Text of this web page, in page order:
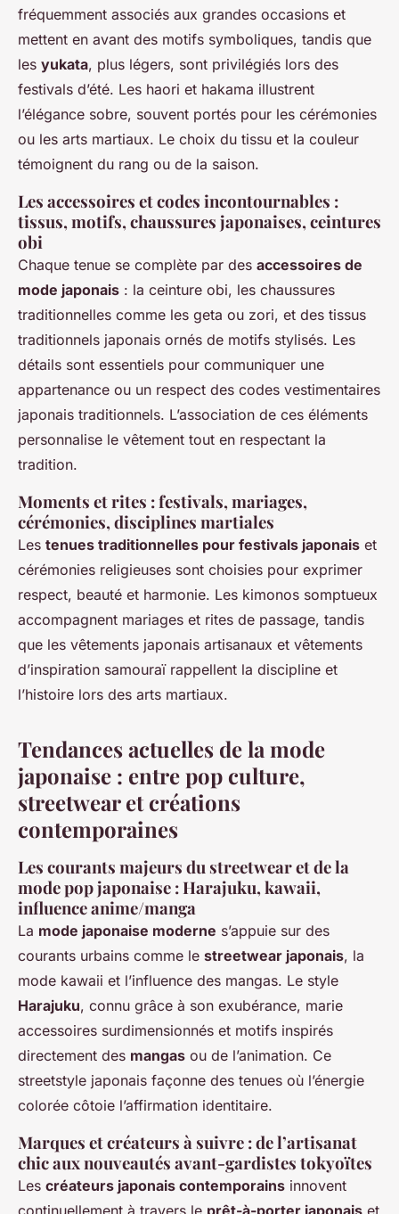
fréquemment associés aux grandes occasions et
mettent en avant des motifs symboliques, tandis que
les yukata, plus légers, sont privilégiés lors des
festivals d’été. Les haori et hakama illustrent
l’élégance sobre, souvent portés pour les cérémonies
ou les arts martiaux. Le choix du tissu et la couleur
témoignent du rang ou de la saison.
Les accessoires et codes incontournables :
tissus, motifs, chaussures japonaises, ceintures
obi
Chaque tenue se complète par des accessoires de
mode japonais : la ceinture obi, les chaussures
traditionnelles comme les geta ou zori, et des tissus
traditionnels japonais ornés de motifs stylisés. Les
détails sont essentiels pour communiquer une
appartenance ou un respect des codes vestimentaires
japonais traditionnels. L’association de ces éléments
personnalise le vêtement tout en respectant la
tradition.
Moments et rites : festivals, mariages,
cérémonies, disciplines martiales
Les tenues traditionnelles pour festivals japonais et
cérémonies religieuses sont choisies pour exprimer
respect, beauté et harmonie. Les kimonos somptueux
accompagnent mariages et rites de passage, tandis
que les vêtements japonais artisanaux et vêtements
d’inspiration samouraï rappellent la discipline et
l’histoire lors des arts martiaux.
Tendances actuelles de la mode
japonaise : entre pop culture,
streetwear et créations
contemporaines
Les courants majeurs du streetwear et de la
mode pop japonaise : Harajuku, kawaii,
influence anime/manga
La mode japonaise moderne s’appuie sur des
courants urbains comme le streetwear japonais, la
mode kawaii et l’influence des mangas. Le style
Harajuku, connu grâce à son exubérance, marie
accessoires surdimensionnés et motifs inspirés
directement des mangas ou de l’animation. Ce
streetstyle japonais façonne des tenues où l’énergie
colorée côtoie l’affirmation identitaire.
Marques et créateurs à suivre : de l’artisanat
chic aux nouveautés avant-gardistes tokyoïtes
Les créateurs japonais contemporains innovent